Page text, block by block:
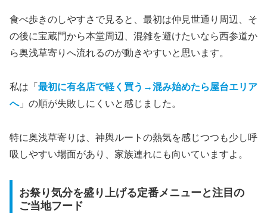
食べ歩きのしやすさで見ると、最初は仲見世通り周辺、そ
の後に宝蔵門から本堂周辺、混雑を避けたいなら西参道か
ら奥浅草寄りへ流れるのが動きやすいと思います。
私は「 最初に有名店で軽く買う→混み始めたら屋台エリア
へ」の順が失敗しにくいと感じました。
特に奥浅草寄りは、神輿ルートの熱気を感じつつも少し呼
吸しやすい場面があり、家族連れにも向いていますよ。
お祭り気分を盛り上げる定番メニューと注目の
ご当地フード